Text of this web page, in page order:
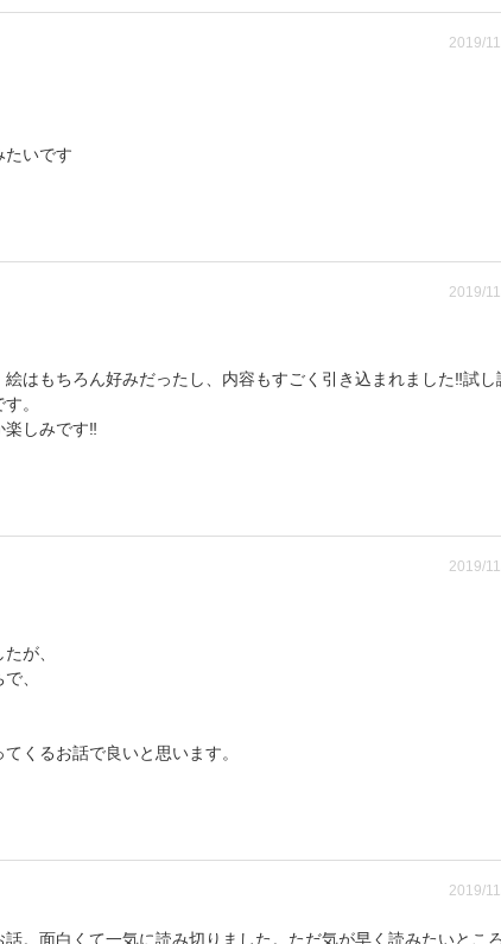
2019/
たいです
2019/
はもちろん好みだったし、内容もすごく引き込まれました‼︎試し
。
しみです‼︎
2019/
が、
、
くるお話で良いと思います。
2019/
。面白くて一気に読み切りました。ただ気が早く読みたいところ